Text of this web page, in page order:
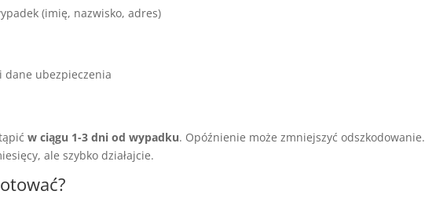
(imię, nazwisko, adres)
dane ubezpieczenia
w ciągu 1-3 dni od wypadku. Opóźnienie może zmniejszyć odszkodowanie.
ale szybko działajcie.